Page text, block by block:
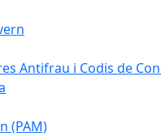
Antifrau i Codis de
(PAM)